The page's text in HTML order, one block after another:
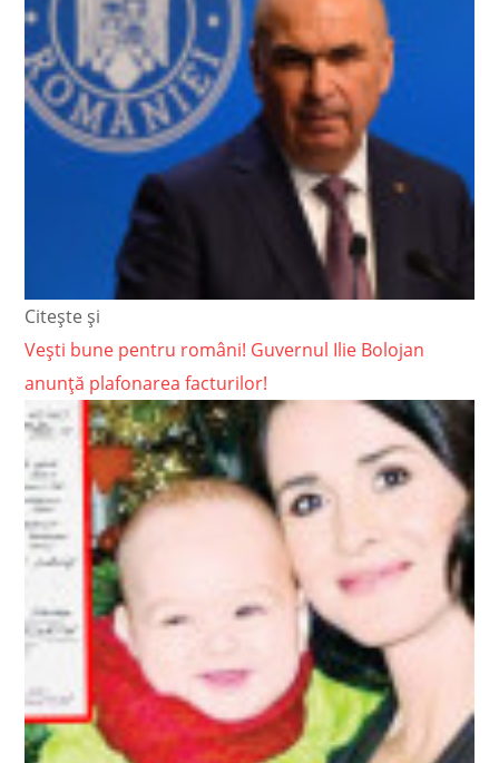
Citește și
Vești bune pentru români! Guvernul Ilie Bolojan
anunță plafonarea facturilor!